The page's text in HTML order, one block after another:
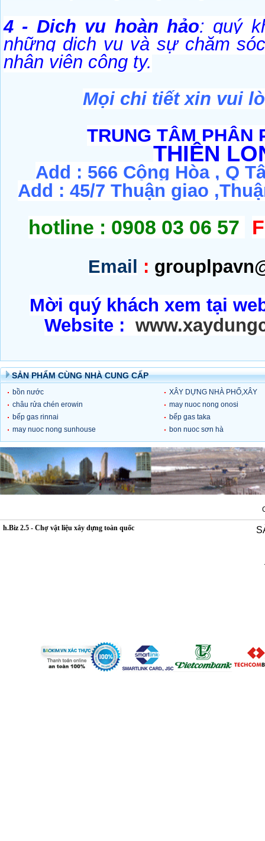
4 - Dịch vụ hoàn hảo: quý
những dịch vụ và sự chăm
nhân viên công ty.
Mọi chi tiết xin vui
TRUNG TÂM PHÂN
THIÊN
Add : 566 Cộng Hòa , Q
Add : 45/7 Thuận giao
hotline : 0908 03 06 57
Email :
Mời quý khách xem tại
Website :
SẢN PHẨM CÙNG NHÀ CUNG CẤP
bồn nước
XÂY DỰNG NHÀ PHỐ,XÂY
DỰNG BIỆT THỰ
châu rửa chén erowin
may nuoc nong onosi
bếp gas rinnai
bếp gas taka
may nuoc nong sunhouse
bon nuoc sơn hà
h.Biz 2.5 - Chợ vật liệu xây dựng toàn quốc